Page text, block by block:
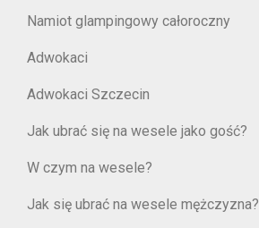
Namiot glampingowy całoroczny
Adwokaci
Adwokaci Szczecin
Jak ubrać się na wesele jako gość?
W czym na wesele?
Jak się ubrać na wesele mężczyzna?